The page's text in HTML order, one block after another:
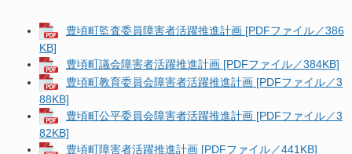
豊頃町監査委員障害者活躍推進計画 [PDFファイル／386
KB]
豊頃町議会障害者活躍推進計画 [PDFファイル／384KB]
豊頃町教育委員会障害者活躍推進計画 [PDFファイル／3
88KB]
豊頃町公平委員会障害者活躍推進計画 [PDFファイル／3
82KB]
豊頃町障害者活躍推進計画 [PDFファイル／441KB]